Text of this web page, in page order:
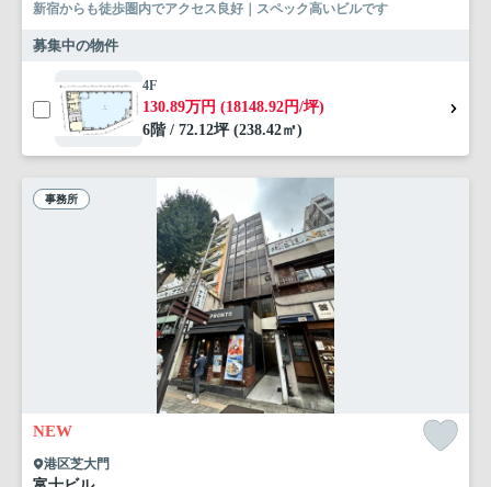
新宿からも徒歩圏内でアクセス良好｜スペック高いビルです
募集中の物件
4F
130.89万円 (18148.92円/坪)
6階 / 72.12坪 (238.42㎡)
事務所
NEW
港区芝大門